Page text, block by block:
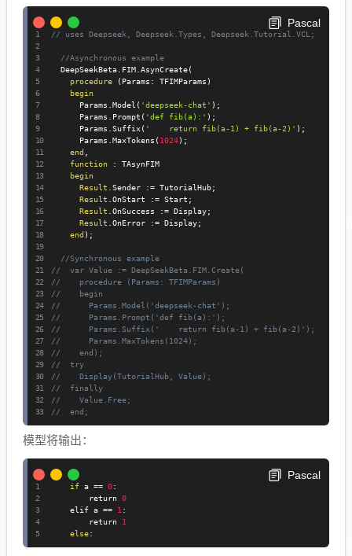
Pascal
// uses Deepseek, Deepseek.Types, Deepseek.Tutorial.VCL;
//Asynchronous example
  DeepSeekBeta
FIM AsynCreate(
procedure
( Params : TFIMParams )
begin
      Params
Model ( 'deepseek-chat' ) ;
      Params
Prompt ( 'def fib(a):' ) ;
      Params
Suffix( '    return fib(a-1) + fib(a-2)' ) ;
      Params
MaxTokens ( 1024) ;
end
function
:
TAsynFIM
begin
Result
Sender := TutorialHub;
Result
OnStart := Start ;
Result
OnSuccess := Display;
Result
OnError := Display;
end ) ;
//Synchronous example
//  var Value := DeepSeekBeta.FIM.Create(
//    procedure (Params: TFIMParams)
//    begin
//      Params.Model('deepseek-chat');
//      Params.Prompt('def fib(a):');
//      Params.Suffix('    return fib(a-1) + fib(a-2)');
//      Params.MaxTokens(1024);
//    end);
//  try
//    Display(TutorialHub, Value);
//  finally
//    Value.Free;
//  end;
模型将输出：
Pascal
if a == 0:
        return
0
    elif a
== 1 :
        return
1
else: